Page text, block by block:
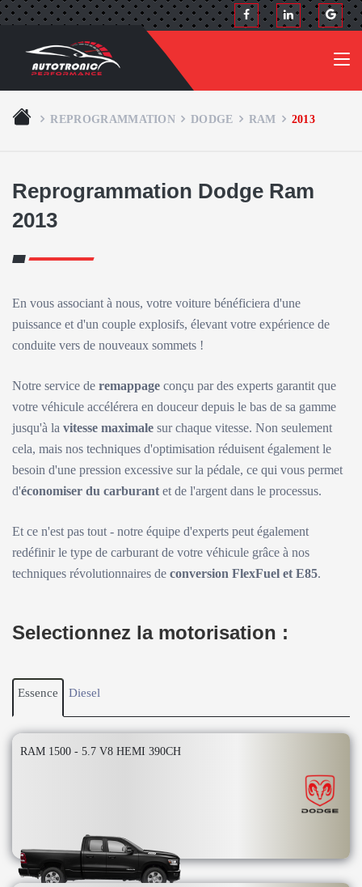
REPROGRAMMATION DODGE RAM 2013
Reprogrammation Dodge Ram
2013
En vous associant à nous, votre voiture bénéficiera d'une
puissance et d'un couple explosifs, élevant votre expérience de
conduite vers de nouveaux sommets !
Notre service de remappage conçu par des experts garantit que
votre véhicule accélérera en douceur depuis le bas de sa gamme
jusqu'à la vitesse maximale sur chaque vitesse. Non seulement
cela, mais nos techniques d'optimisation réduisent également le
besoin d'une pression excessive sur la pédale, ce qui vous permet
d'économiser du carburant et de l'argent dans le processus.
Et ce n'est pas tout - notre équipe d'experts peut également
redéfinir le type de carburant de votre véhicule grâce à nos
techniques révolutionnaires de conversion FlexFuel et E85.
Selectionnez la motorisation :
Essence Diesel
RAM 1500 - 5.7 V8 HEMI 390CH